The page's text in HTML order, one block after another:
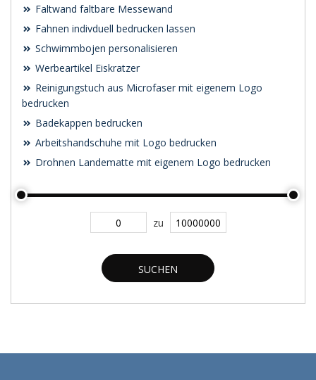
Faltwand faltbare Messewand
Fahnen indivduell bedrucken lassen
Schwimmbojen personalisieren
Werbeartikel Eiskratzer
Reinigungstuch aus Microfaser mit eigenem Logo
bedrucken
Badekappen bedrucken
Arbeitshandschuhe mit Logo bedrucken
Drohnen Landematte mit eigenem Logo bedrucken
zu
SUCHEN